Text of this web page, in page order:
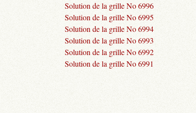
Solution de la grille No 6996
Solution de la grille No 6995
Solution de la grille No 6994
Solution de la grille No 6993
Solution de la grille No 6992
Solution de la grille No 6991